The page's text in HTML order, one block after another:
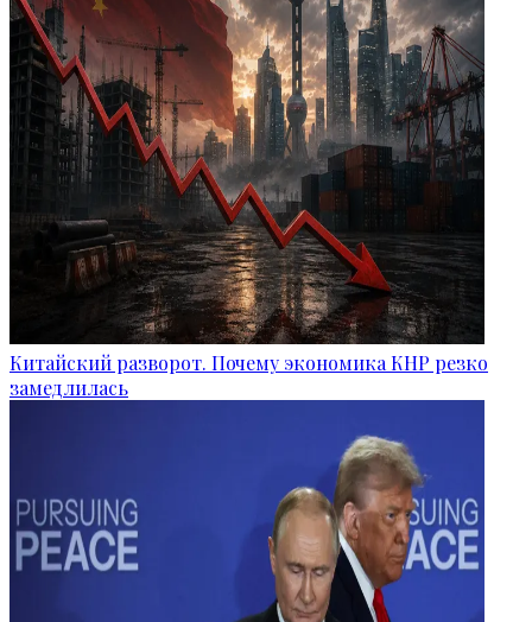
Китайский разворот. Почему экономика КНР резко
замедлилась